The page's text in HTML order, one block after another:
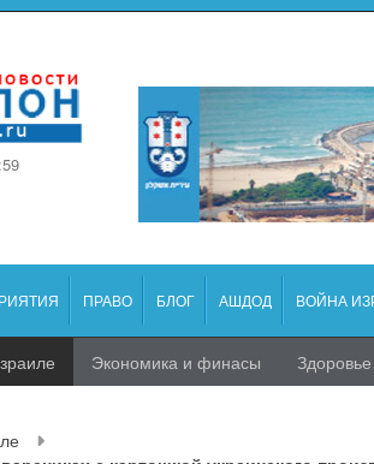
ПРАВО БЛОГ АШДОД ВОЙНА
Экономика и финасы Здоровье